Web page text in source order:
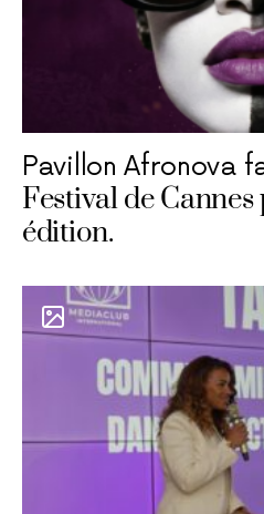
Pavillon Afronova
Festival de Cannes
édition.